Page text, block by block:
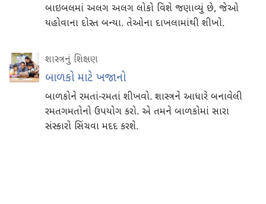
બાઇબલમાં અલગ અલગ લોકો વિશે જણાવ્યું છે, જેઓ
યહોવાના દોસ્ત બન્યા. તેઓના દાખલામાંથી શીખો.
શાસ્ત્રનું શિક્ષણ
બાળકો માટે ખજાનો
બાળકોને રમતાં-રમતાં શીખવો. શાસ્ત્રને આધારે બનાવેલી
રમતગમતોનો ઉપયોગ કરો. એ તમને બાળકોમાં સારા
સંસ્કારો સિંચવા મદદ કરશે.